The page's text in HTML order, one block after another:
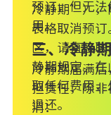
预订，但无法
用。
冷静期”），
表格取消预
区，请直接
静期规定。
取任何费用
退还。
三、冷静
冷静期届满
担责任，除
消：